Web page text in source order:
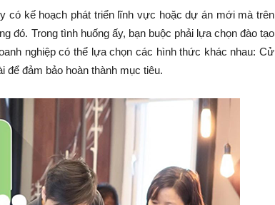
có kế hoạch phát triển lĩnh vực hoặc dự án mới mà trên
đó. Trong tình huống ấy, bạn buộc phải lựa chọn đào tạo
nghiệp có thể lựa chọn các hình thức khác nhau: Cử
đảm bảo hoàn thành mục tiêu.